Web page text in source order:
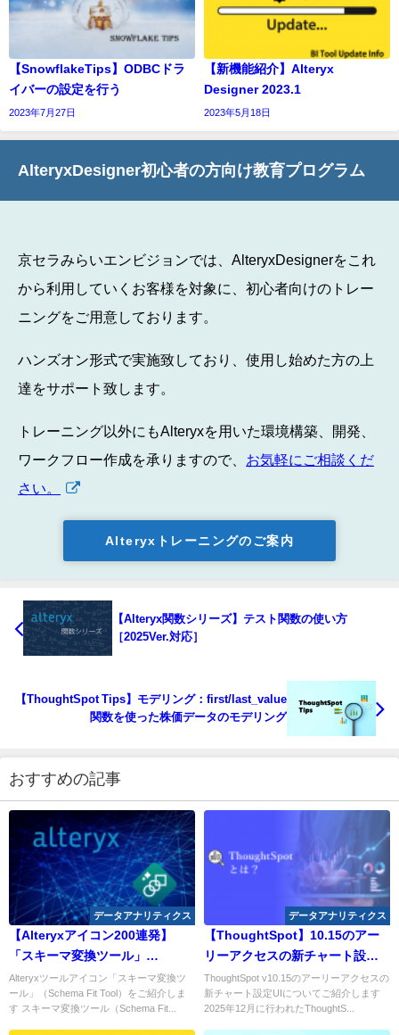
【SnowflakeTips】ODBCドラ
イバーの設定を行う
2023年7月27日
【新機能紹介】Alteryx
Designer 2023.1
2023年5月18日
AlteryxDesigner初心者の方向け教育プログラム
京セラみらいエンビジョンでは、AlteryxDesignerをこれ
から利用していくお客様を対象に、初心者向けのトレー
ニングをご用意しております。
ハンズオン形式で実施致しており、使用し始めた方の上
達をサポート致します。
トレーニング以外にもAlteryxを用いた環境構築、開発、
ワークフロー作成を承りますので、 お気軽にご相談くだ
さい。
Alteryxトレーニングのご案内
【Alteryx関数シリーズ】テスト関数の使い方
［2025Ver.対応］
【ThoughtSpot Tips】モデリング：first/last_value
関数を使った株価データのモデリング
おすすめの記事
データアナリティクス
【Alteryxアイコン200連発】
「スキーマ変換ツール」
（Schema Fit Tool）
Alteryxツールアイコン「スキーマ変換ツ
ール」（Schema Fit Tool）をご紹介しま
す スキーマ変換ツール（Schema Fit...
データアナリティクス
【ThoughtSpot】10.15のアー
リーアクセスの新チャート設定
UIについて
ThoughtSpot v10.15のアーリーアクセスの
新チャート設定UIについてご紹介します
2025年12月に行われたThoughtS...